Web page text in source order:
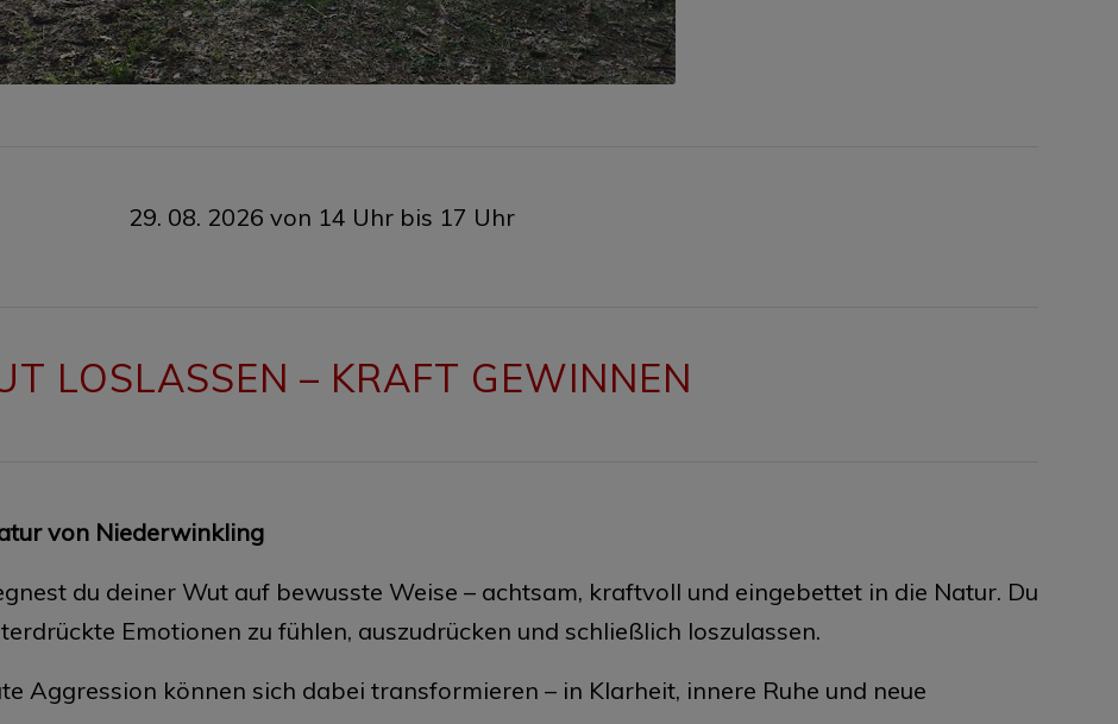
29. 08. 2026 von 14 Uhr bis 17 Uhr
LOSLASSEN – KRAFT GEWINNEN
von Niederwinkling
du deiner Wut auf bewusste Weise – achtsam, kraftvoll und eingebettet in die Natur. Du
Emotionen zu fühlen, auszudrücken und schließlich loszulassen.
Aggression können sich dabei transformieren – in Klarheit, innere Ruhe und neue